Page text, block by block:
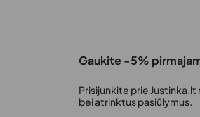
Gaukite -5%
Prisijunkite prie Justinka.lt
bei atrinktus pasiūlymus.